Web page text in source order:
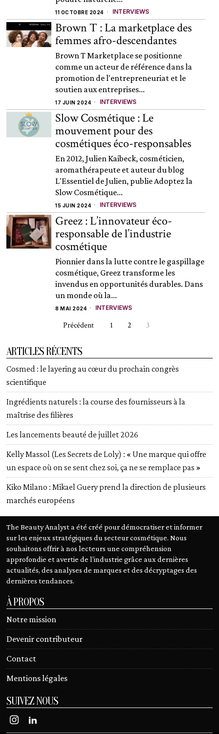
11 OCTOBRE 2024 INTERVIEWS
Brown T : La marketplace des
femmes afro-descendantes
Brown T Marketplace se positionne
comme un acteur de référence dans la
promotion de l'entrepreneuriat et le
soutien aux entreprises...
17 JUIN 2024 INTERVIEWS
Slow Cosmétique : Le
mouvement pour des
cosmétiques éco-responsables
En 2012, Julien Kaibeck, cosméticien,
aromathérapeute et auteur du blog
L'Essentiel de Julien, publie Adoptez la
Slow Cosmétique...
15 JUIN 2024 INTERVIEWS
Greez : L’innovateur éco-
responsable de l’industrie
cosmétique
Pionnier dans la lutte contre le gaspillage
cosmétique, Greez transforme les
invendus en opportunités durables. Dans
un monde où la...
8 MAI 2024 INTERVIEWS
Précédent 1 2 3
ARTICLES RÉCENTS
Cosmed : le layering au cœur du prochain congrès
scientifique
Ingrédients naturels : la course des fournisseurs à la
maîtrise des filières
Les lancements beauté de juillet 2026
Kelly Massol (Les Secrets de Loly) : « Une marque qui offre
un espace où on se sent chez soi, ça ne se remplace pas »
Kiko Milano : Mikael Guery prend la direction de plusieurs
marchés européens
The Beauty Analyst a été créé pour démocratiser et informer
sur les enjeux stratégiques du secteur cosmétique. Nous
souhaitons offrir à nos lecteurs une compréhension
approfondie et avertie de l’industrie grâce aux dernières
actualités, des analyses de marques et des décryptages des
dernières tendances.
À PROPOS
Notre mission
Devenir contributeur
Contact
Mentions légales
SUIVEZ NOUS